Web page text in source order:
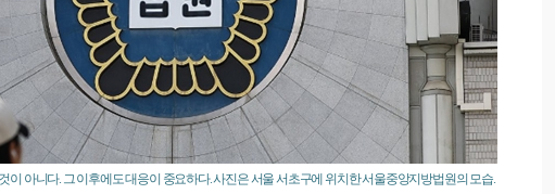
이 아니다. 그 이후에도 대응이 중요하다. 사진은 서울 서초구에 위치한 서울중앙지방법원의 모습.